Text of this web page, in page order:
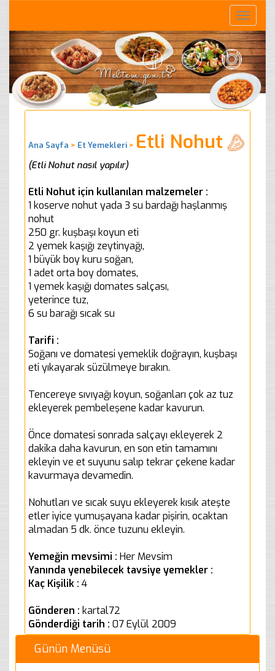
Toggle
Ana Sayfa > Et Yemekleri > Etli Nohut
(Etli Nohut nasıl yapılır)
Etli Nohut için kullanılan malzemeler :
1 koserve nohut yada 3 su bardağı haşlanmış
nohut
250 gr. kuşbaşı koyun eti
2 yemek kaşığı zeytinyağı,
1 büyük boy kuru soğan,
1 adet orta boy domates,
1 yemek kaşığı domates salçası,
yeterince tuz,
6 su barağı sıcak su
Tarifi :
Soğanı ve domatesi yemeklik doğrayın, kuşbaşı
eti yıkayarak süzülmeye bırakın.
Tencereye sıvıyağı koyun, soğanları çok az tuz
ekleyerek pembeleşene kadar kavurun.
Önce domatesi sonrada salçayı ekleyerek 2
dakika daha kavurun, en son etin tamamını
ekleyin ve et suyunu salıp tekrar çekene kadar
kavurmaya devamedin.
Nohutları ve sıcak suyu ekleyerek kısık ateşte
etler iyice yumuşayana kadar pişirin, ocaktan
almadan 5 dk. önce tuzunu ekleyin.
Yemeğin mevsimi : Her Mevsim
Yanında yenebilecek tavsiye yemekler :
Kaç Kişilik : 4
Gönderen : kartal72
Gönderdiği tarih : 07 Eylül 2009
Günün Menüsü